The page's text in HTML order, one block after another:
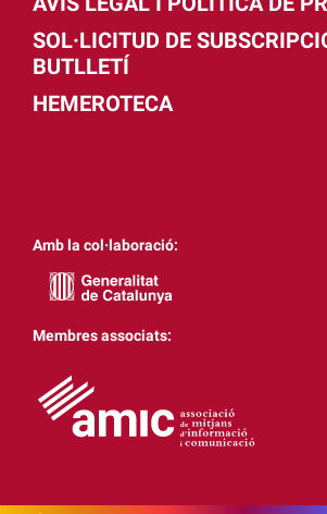
SOL·LICITUD DE
BUTLLETÍ
HEMEROTECA
Amb la col·laboració:
Membres associats: